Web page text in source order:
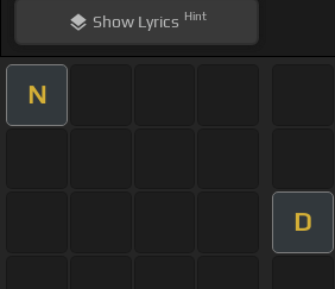
ShowLyrics Hint
N
D